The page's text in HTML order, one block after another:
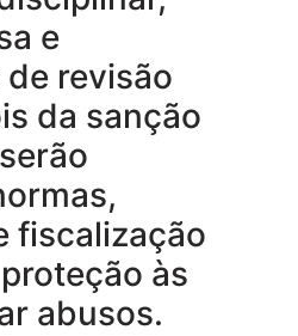
e
revisão
da sanção
fiscalização
às
abusos.